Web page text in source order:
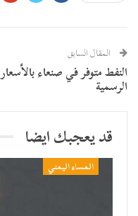
المقال السابق
النفط متوفر في صنعاء بالأسعار
الرسمية
قد يعجبك ايضا
المساء اليمني